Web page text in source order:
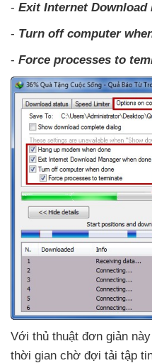
- Exit Internet Download
- Turn off computer
- Force processes to
Với thủ thuật đơn giản này
thời gian chờ đợi tải tập